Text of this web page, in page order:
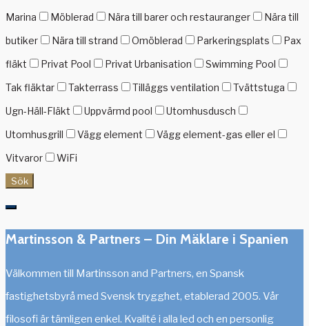
Marina
Möblerad Nära till barer och restauranger
Nära till
butiker
Nära till strand Omöblerad Parkeringsplats
Pax
fläkt
Privat Pool Privat Urbanisation
Swimming Pool
Tak fläktar
Takterrass Tilläggs ventilation
Tvättstuga
Ugn-Häll-Fläkt
Uppvärmd pool
Utomhusdusch
Utomhusgrill
Vägg element
Vägg element-gas eller el
Vitvaror
WiFi
Sök
Martinsson & Partners – Din Mäklare i Spanien
Välkommen till Martinsson and Partners, en Spansk
fastighetsbyrå med Svensk trygghet, etablerad 2005. Vår
filosofi är tämligen enkel. Kvalité i alla led och en personlig